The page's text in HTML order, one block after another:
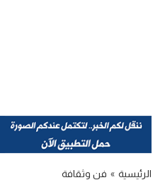
الرئيسية » فن وثقافة